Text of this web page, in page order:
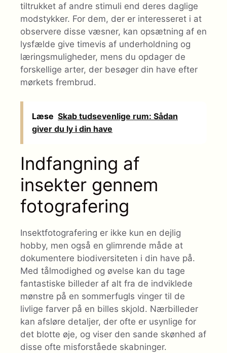
tiltrukket af andre stimuli end deres daglige
modstykker. For dem, der er interesseret i at
observere disse væsner, kan opsætning af en
lysfælde give timevis af underholdning og
læringsmuligheder, mens du opdager de
forskellige arter, der besøger din have efter
mørkets frembrud.
Læse Skab tudsevenlige rum: Sådan
giver du ly i din have
Indfangning af
insekter gennem
fotografering
Insektfotografering er ikke kun en dejlig
hobby, men også en glimrende måde at
dokumentere biodiversiteten i din have på.
Med tålmodighed og øvelse kan du tage
fantastiske billeder af alt fra de indviklede
mønstre på en sommerfugls vinger til de
livlige farver på en billes skjold. Nærbilleder
kan afsløre detaljer, der ofte er usynlige for
det blotte øje, og viser den sande skønhed af
disse ofte misforståede skabninger.